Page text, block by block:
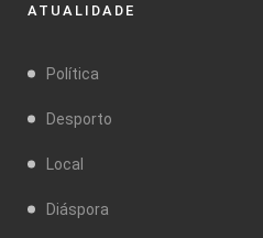
ATUALIDADE
Política
Desporto
Local
Diáspora